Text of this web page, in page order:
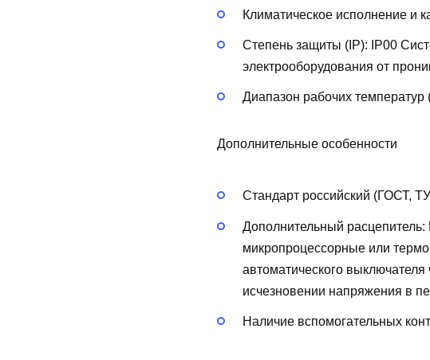
Климатическое исполнение и
Степень защиты (IP): IP00
электрооборудования от
Диапазон рабочих температур
Дополнительные особенности
Стандарт российский (ГОСТ,
Дополнительный расцепитель:
микропроцессорные или
автоматического
исчезновении напряжения в
Наличие вспомогательных